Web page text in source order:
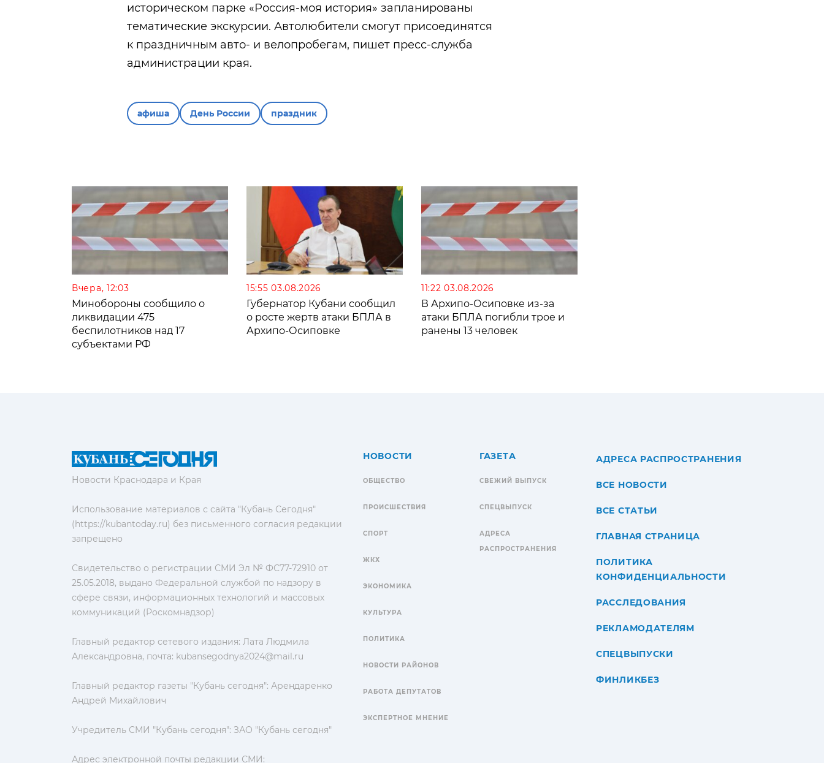
историческом парке «Россия-моя история» запланированы
тематические экскурсии. Автолюбители смогут присоединятся
к праздничным авто- и велопробегам, пишет пресс-служба
администрации края.
афиша День России праздник
Вчера, 12:03
Минобороны сообщило о
ликвидации 475
беспилотников над 17
субъектами РФ
15:55 03.08.2026
Губернатор Кубани сообщил
о росте жертв атаки БПЛА в
Архипо-Осиповке
11:22 03.08.2026
В Архипо-Осиповке из-за
атаки БПЛА погибли трое и
ранены 13 человек
Новости Краснодара и Края
Использование материалов с сайта "Кубань Сегодня"
(https://kubantoday.ru) без письменного согласия редакции
запрещено
Свидетельство о регистрации СМИ Эл № ФС77-72910 от
25.05.2018, выдано Федеральной службой по надзору в
сфере связи, информационных технологий и массовых
коммуникаций (Роскомнадзор)
Главный редактор сетевого издания: Лата Людмила
Александровна, почта: kubansegodnya2024@mail.ru
Главный редактор газеты "Кубань сегодня": Арендаренко
Андрей Михайлович
Учредитель СМИ "Кубань сегодня": ЗАО "Кубань сегодня"
Адрес электронной почты редакции СМИ:
НОВОСТИ
ОБЩЕСТВО
ПРОИСШЕСТВИЯ
СПОРТ
ЖКХ
ЭКОНОМИКА
КУЛЬТУРА
ПОЛИТИКА
НОВОСТИ РАЙОНОВ
РАБОТА ДЕПУТАТОВ
ЭКСПЕРТНОЕ МНЕНИЕ
ГАЗЕТА
СВЕЖИЙ ВЫПУСК
СПЕЦВЫПУСК
АДРЕСА
РАСПРОСТРАНЕНИЯ
АДРЕСА РАСПРОСТРАНЕНИЯ
ВСЕ НОВОСТИ
ВСЕ СТАТЬИ
ГЛАВНАЯ СТРАНИЦА
ПОЛИТИКА
КОНФИДЕНЦИАЛЬНОСТИ
РАССЛЕДОВАНИЯ
РЕКЛАМОДАТЕЛЯМ
СПЕЦВЫПУСКИ
ФИНЛИКБЕЗ